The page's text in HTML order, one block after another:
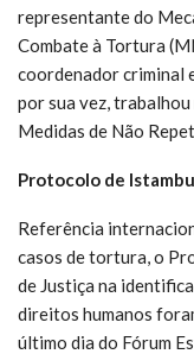
representante do
Combate à Tortura
coordenador criminal
por sua vez,
Medidas de Não
Protocolo de
Referência
casos de tortura, o
de Justiça na
direitos humanos
último dia do Fórum